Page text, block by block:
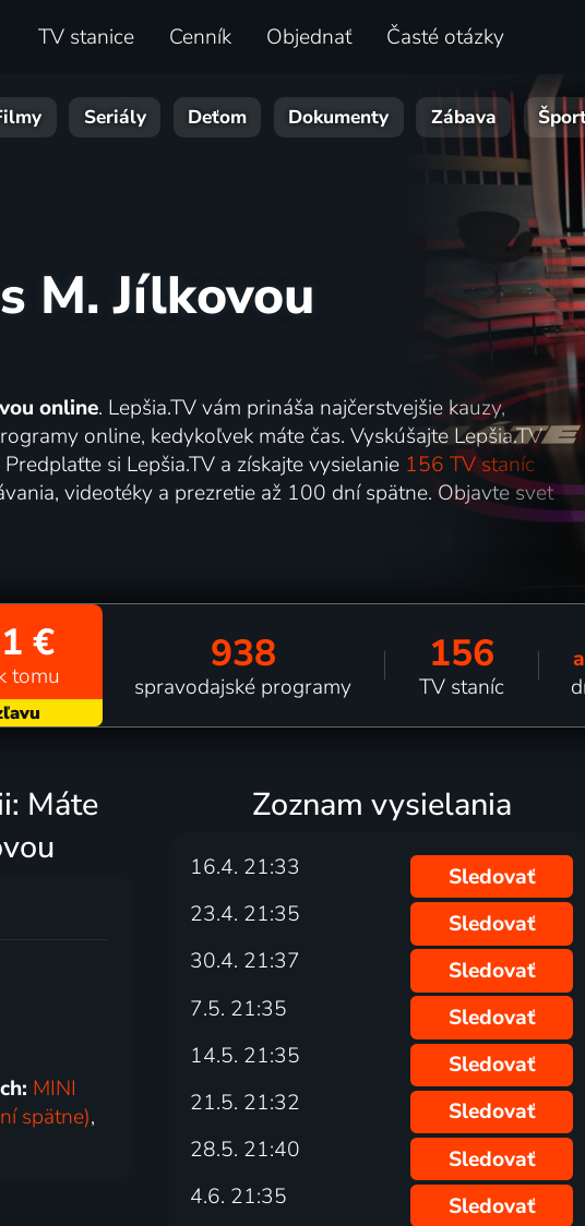
TV stanice Cenník Objednať Časté otázky
Seriály Deťom Dokumenty Zábava
M. Jílkovou
online. Lepšia.TV vám prináša najčerstvejšie kauzy,
online, kedykoľvek máte čas. Vyskúšajte Lepšia.TV
si Lepšia.TV a získajte vysielanie 156 TV staníc
videotéky a prezretie až 100 dní spätne. Objavte svet
€
tomu 938
spravodajské programy
156
TV staníc
Máte
MINI
spätne),
Zoznam vysielania
16.4. 21:33
Sledovať
23.4. 21:35
Sledovať
30.4. 21:37
Sledovať
7.5. 21:35
Sledovať
14.5. 21:35
Sledovať
21.5. 21:32
Sledovať
28.5. 21:40
Sledovať
4.6. 21:35
Sledovať